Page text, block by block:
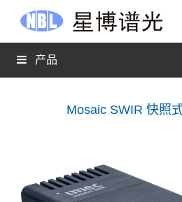
产品
Mosaic SWIR 快照